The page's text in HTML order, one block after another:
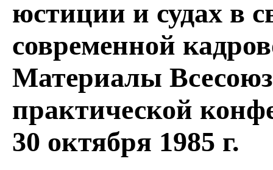
юстиции и судах в
современной
Материалы
практической
30 октября 1985 г.